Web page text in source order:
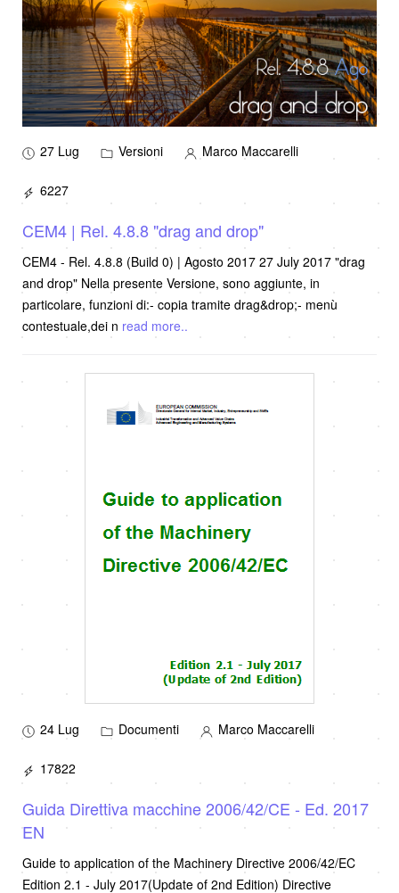
27 Lug Versioni Marco Maccarelli
6227
CEM4 | Rel. 4.8.8 "drag and drop"
CEM4 - Rel. 4.8.8 (Build 0) | Agosto 2017 27 July 2017 "drag
and drop" Nella presente Versione, sono aggiunte, in
particolare, funzioni di:- copia tramite drag&drop;- menù
contestuale,dei n read more..
24 Lug Documenti Marco Maccarelli
17822
Guida Direttiva macchine 2006/42/CE - Ed. 2017
EN
Guide to application of the Machinery Directive 2006/42/EC
Edition 2.1 - July 2017(Update of 2nd Edition) Directive